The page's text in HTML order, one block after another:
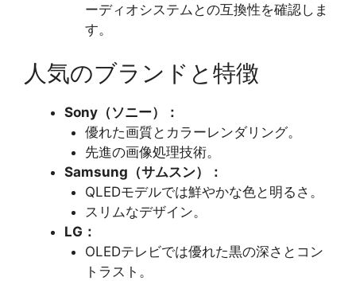
ーディオシステムとの互換性を確認しま
す。
人気のブランドと特徴
Sony（ソニー）：
優れた画質とカラーレンダリング。
先進の画像処理技術。
Samsung（サムスン）：
QLEDモデルでは鮮やかな色と明るさ。
スリムなデザイン。
LG：
OLEDテレビでは優れた黒の深さとコン
トラスト。